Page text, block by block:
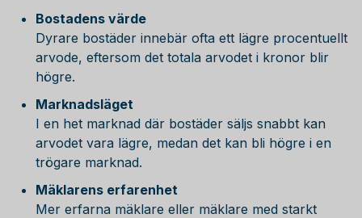
Bostadens värde
Dyrare bostäder innebär ofta ett lägre procentuellt
arvode, eftersom det totala arvodet i kronor blir
högre.
Marknadsläget
I en het marknad där bostäder säljs snabbt kan
arvodet vara lägre, medan det kan bli högre i en
trögare marknad.
Mäklarens erfarenhet
Mer erfarna mäklare eller mäklare med starkt